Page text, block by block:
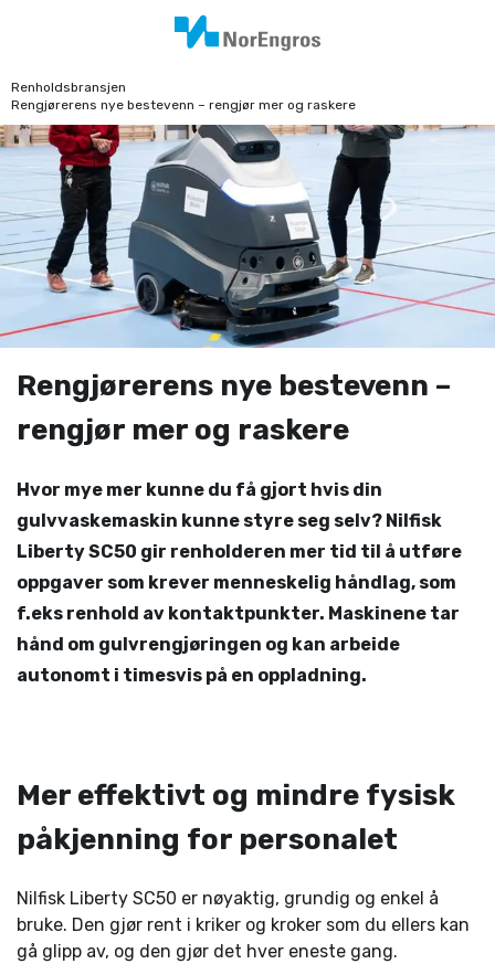
Renholdsbransjen
Rengjørerens nye bestevenn – rengjør mer og raskere
Rengjørerens nye bestevenn –
rengjør mer og raskere
Hvor mye mer kunne du få gjort hvis din
gulvvaskemaskin kunne styre seg selv? Nilfisk
Liberty SC50 gir renholderen mer tid til å utføre
oppgaver som krever menneskelig håndlag, som
f.eks renhold av kontaktpunkter. Maskinene tar
hånd om gulvrengjøringen og kan arbeide
autonomt i timesvis på en oppladning.
Mer effektivt og mindre fysisk
påkjenning for personalet
Nilfisk Liberty SC50 er nøyaktig, grundig og enkel å
bruke. Den gjør rent i kriker og kroker som du ellers kan
gå glipp av, og den gjør det hver eneste gang.